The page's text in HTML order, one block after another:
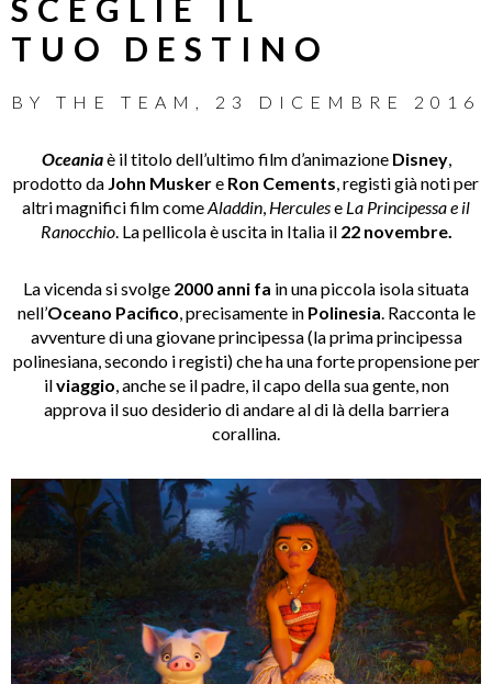
SCEGLIE IL
TUO DESTINO
BY THE TEAM , 23 DICEMBRE 2016
Oceaniaè il titolo dell’ultimo film d’animazione Disney,
prodotto da John Muskere Ron Cements, registi già noti per
altri magnifici film comeAladdin, Herculese La Principessa e il
Ranocchio. La pellicola è uscita in Italia il 22 novembre.
La vicenda si svolge 2000 anni fa in una piccola isola situata
nell’Oceano Pacifico, precisamente in Polinesia. Racconta le
avventure di una giovane principessa (la prima principessa
polinesiana, secondo i registi) che ha una forte propensione per
ilviaggio, anche se il padre, il capo della sua gente, non
approva il suo desiderio di andare al di là della barriera
corallina.